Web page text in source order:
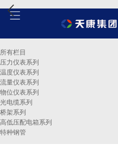
所有栏目
压力仪表系列
温度仪表系列
流量仪表系列
物位仪表系列
光电缆系列
桥架系列
高低压配电箱系列
特种钢管